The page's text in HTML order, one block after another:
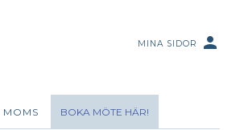
MINA SIDOR person
MOMS BOKA MÖTE HÄR!